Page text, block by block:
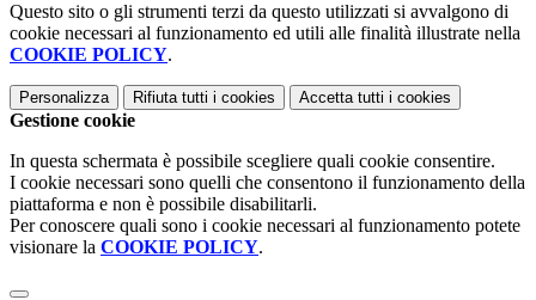
Questo sito o gli strumenti terzi da questo utilizzati si avvalgono di
cookie necessari al funzionamento ed utili alle finalità illustrate nella
COOKIE POLICY.
Personalizza Rifiuta tutti i cookies Accetta tutti i cookies
Gestione cookie
In questa schermata è possibile scegliere quali cookie consentire.
I cookie necessari sono quelli che consentono il funzionamento della
piattaforma e non è possibile disabilitarli.
Per conoscere quali sono i cookie necessari al funzionamento potete
visionare la COOKIE POLICY.